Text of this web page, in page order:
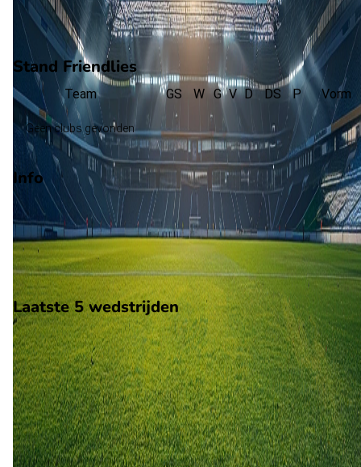
Eindscore (0 - 3)
Eerste helft
Tweede helft
Stand Friendlies
Team GS W G V D DS P Vorm
Geen clubs gevonden
Info
Op 4 juni 2026 gaat Maldiven de strijd aan met Pakistan. De
wedstrijd wordt afgetrapt om 11:00 en wordt gespeeld in de
Vriendschappelijke wedstrijden.
Stadion: Onbekend
Scheidsrechter: Onbekend
Laatste 5 wedstrijden
H2H
Maldiven
Pakistan
4 jun2026
Maldiven
Pakistan
03
21 mrt2023
Maldiven
Pakistan